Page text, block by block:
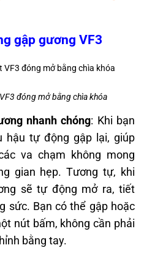
gập gương VF3
đóng mở bằng chìa khóa
nhanh chóng: Khi bạn
hậu tự động gập lại, giúp
va chạm không mong
gian hẹp. Tương tự, khi
sẽ tự động mở ra, tiết
sức. Bạn có thể gập hoặc
nút bấm, không cần phải
bằng tay.